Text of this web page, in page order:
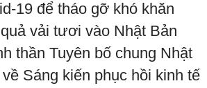
19 để tháo gỡ khó khăn
vải tươi vào Nhật Bản
thần Tuyên bố chung Nhật
Sáng kiến phục hồi kinh tế